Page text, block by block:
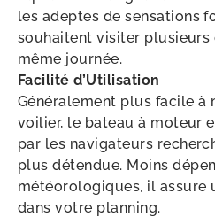
les adeptes de sensations
souhaitent visiter plusieurs
même journée.
Facilité d’Utilisation
Généralement plus facile
voilier, le bateau à moteur
par les navigateurs
plus détendue. Moins
météorologiques, il assure
dans votre planning.